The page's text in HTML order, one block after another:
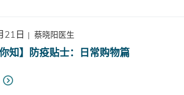
21日 | 蔡晓阳医生
你知】防疫贴士：日常购物篇